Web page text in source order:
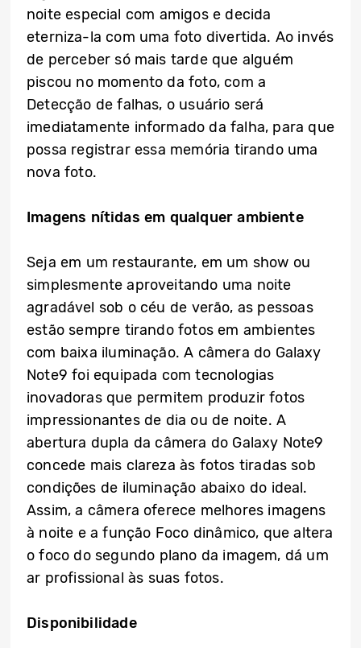
noite especial com amigos e decida
eterniza-la com uma foto divertida. Ao invés
de perceber só mais tarde que alguém
piscou no momento da foto, com a
Detecção de falhas, o usuário será
imediatamente informado da falha, para que
possa registrar essa memória tirando uma
nova foto.
Imagens nítidas em qualquer ambiente
Seja em um restaurante, em um show ou
simplesmente aproveitando uma noite
agradável sob o céu de verão, as pessoas
estão sempre tirando fotos em ambientes
com baixa iluminação. A câmera do Galaxy
Note9 foi equipada com tecnologias
inovadoras que permitem produzir fotos
impressionantes de dia ou de noite. A
abertura dupla da câmera do Galaxy Note9
concede mais clareza às fotos tiradas sob
condições de iluminação abaixo do ideal.
Assim, a câmera oferece melhores imagens
à noite e a função Foco dinâmico, que altera
o foco do segundo plano da imagem, dá um
ar profissional às suas fotos.
Disponibilidade